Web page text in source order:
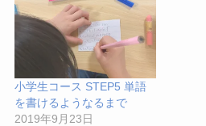
小学生コース STEP5 単語
を書けるようなるまで
2019年9月23日